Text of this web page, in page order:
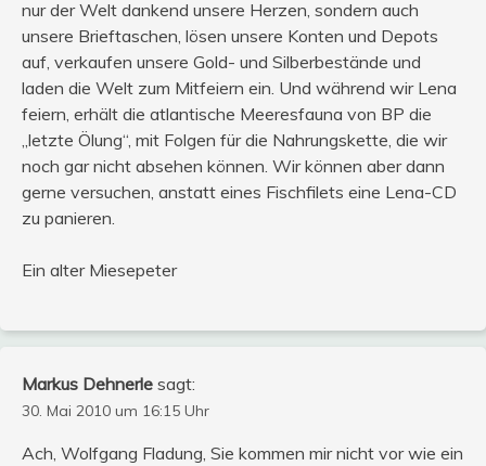
nur der Welt dankend unsere Herzen, sondern auch
unsere Brieftaschen, lösen unsere Konten und Depots
auf, verkaufen unsere Gold- und Silberbestände und
laden die Welt zum Mitfeiern ein. Und während wir Lena
feiern, erhält die atlantische Meeresfauna von BP die
„letzte Ölung“, mit Folgen für die Nahrungskette, die wir
noch gar nicht absehen können. Wir können aber dann
gerne versuchen, anstatt eines Fischfilets eine Lena-CD
zu panieren.
Ein alter Miesepeter
Markus Dehnerle sagt:
30. Mai 2010 um 16:15 Uhr
Ach, Wolfgang Fladung, Sie kommen mir nicht vor wie ein